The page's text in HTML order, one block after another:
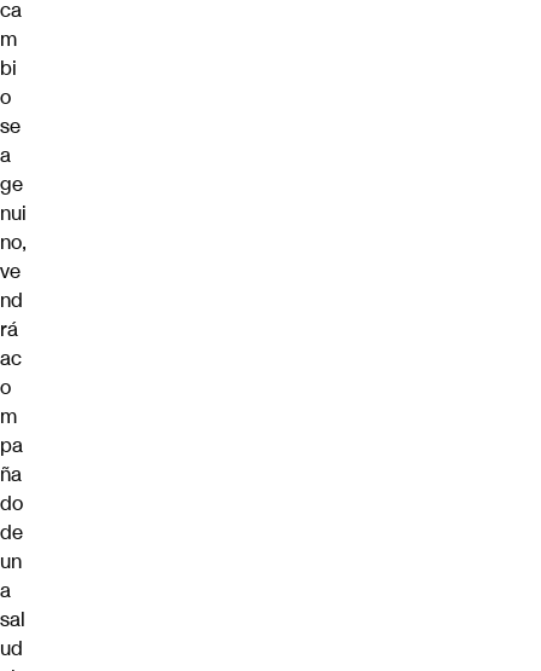
ca
m
bi
o
se
a
ge
nui
no,
ve
nd
rá
ac
o
m
pa
ña
do
de
un
a
sal
ud